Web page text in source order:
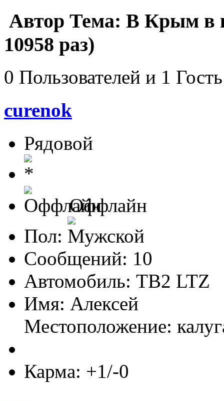
Автор Тема: В Крым в
10958 раз)
0 Пользователей и 1
curenok
Рядовой
Оффлайн
Пол:
Сообщений: 10
Автомобиль: TB2 LTZ
Имя: Алексей
Местоположение:
Карма: +1/-0